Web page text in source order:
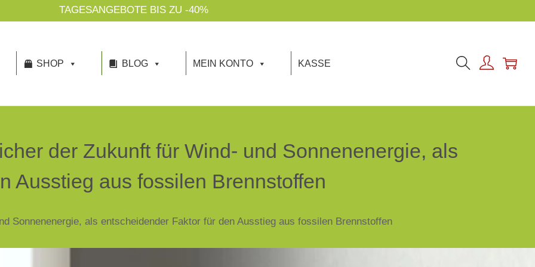
TAGESANGEBOTE BIS ZU -40%
SHOP BLOG MEIN KONTO KASSE
der Zukunft für Wind- und Sonnenenergie, als
Ausstieg aus fossilen Brennstoffen
Sonnenenergie, als entscheidender Faktor für den Ausstieg aus fossilen Brennstoffen